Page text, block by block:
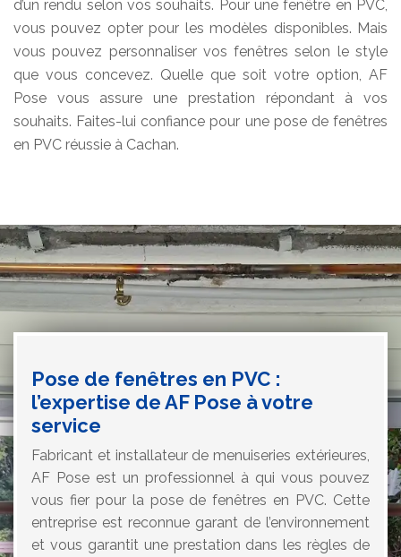
d’un rendu selon vos souhaits. Pour une fenêtre en PVC,
vous pouvez opter pour les modèles disponibles. Mais
vous pouvez personnaliser vos fenêtres selon le style
que vous concevez. Quelle que soit votre option, AF
Pose vous assure une prestation répondant à vos
souhaits. Faites-lui confiance pour une pose de fenêtres
en PVC réussie à Cachan.
Pose de fenêtres en PVC :
l’expertise de AF Pose à votre
service
Fabricant et installateur de menuiseries extérieures,
AF Pose est un professionnel à qui vous pouvez
vous fier pour la pose de fenêtres en PVC. Cette
entreprise est reconnue garant de l’environnement
et vous garantit une prestation dans les règles de